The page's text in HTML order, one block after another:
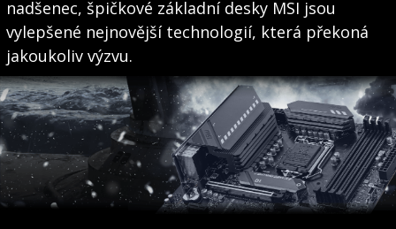
nadšenec, špičkové základní desky MSI jsou
vylepšené nejnovější technologií, která překoná
jakoukoliv výzvu.